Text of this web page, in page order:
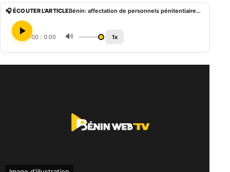
🎧 ÉCOUTER L'ARTICLE Bénin: affectation de personnels pénitentiaires (liste)
0:00 / 0:00 🔊 1x